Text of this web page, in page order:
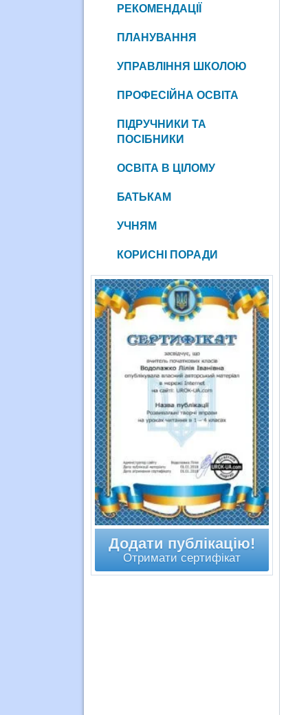
РЕКОМЕНДАЦІЇ
ПЛАНУВАННЯ
УПРАВЛІННЯ ШКОЛОЮ
ПРОФЕСІЙНА ОСВІТА
ПІДРУЧНИКИ ТА
ПОСІБНИКИ
ОСВІТА В ЦІЛОМУ
БАТЬКАМ
УЧНЯМ
КОРИСНІ ПОРАДИ
Додати публікацію!
Отримати сертифікат